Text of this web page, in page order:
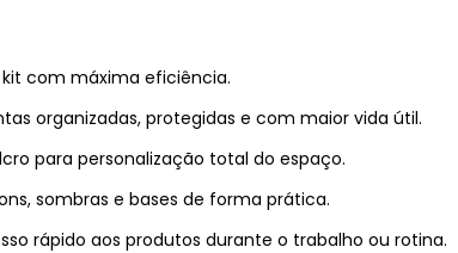
com máxima eficiência.
organizadas, protegidas e com maior vida útil.
para personalização total do espaço.
sombras e bases de forma prática.
rápido aos produtos durante o trabalho ou rotina.